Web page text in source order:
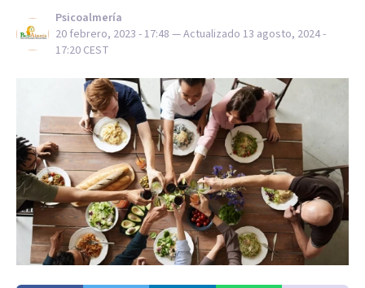
Psicoalmería
20 febrero, 2023 - 17:48 — Actualizado 13 agosto, 2024 -
17:20 CEST